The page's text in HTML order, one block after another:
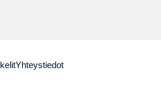
Yhteystiedot